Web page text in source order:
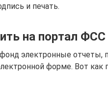
и печать.
на портал ФСС
электронные
форме. Вот